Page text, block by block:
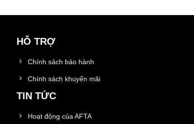
HỖ TRỢ
Chính sách bảo hành
Chính sách khuyến mãi
TIN TỨC
Hoạt động của AFTA